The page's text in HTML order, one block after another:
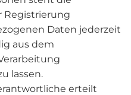
Registrierung
Daten jederzeit
aus dem
lassen.
erteilt